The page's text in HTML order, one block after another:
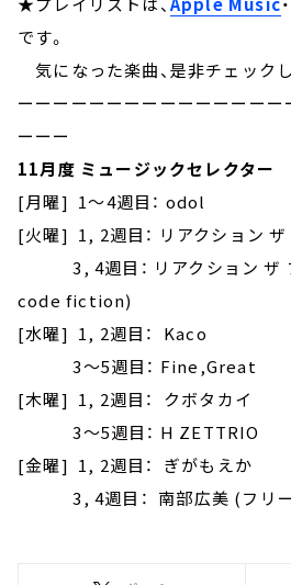
です。
気になった楽曲、是非チェック
ーーーーーーーーーーーーーーー
ーーー
11月度 ミュージックセレクター
[月曜] 1～4週目： odol
[火曜] 1, 2週目： リアクション ザ
3, 4週目： リアクション ザ
code fiction)
[水曜] 1, 2週目： Kaco
3～5週目： Fine,Great
[木曜] 1, 2週目： クボタカイ
3～5週目： H ZETTRIO
[金曜] 1, 2週目： ぎがもえか
3, 4週目： 南部広美 (フリー